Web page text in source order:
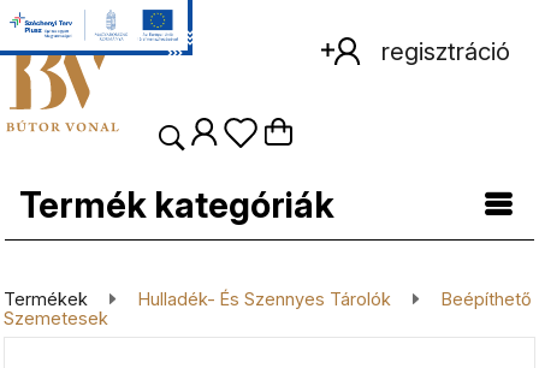
regisztráció
Termék kategóriák
Termékek Hulladék- És Szennyes Tárolók
Beépíthető
Szemetesek